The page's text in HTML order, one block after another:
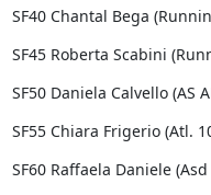
SF40 Chantal Bega
SF45 Roberta Scabini
SF50 Daniela Calvello (AS
SF55 Chiara Frigerio (Atl.
SF60 Raffaela Daniele